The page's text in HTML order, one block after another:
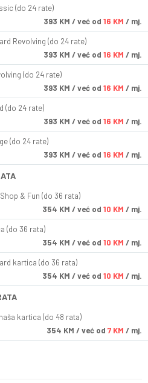
(do 24 rate)
393 KM / već od 16 KM / mj.
Revolving (do 24 rate)
393 KM / već od 16 KM / mj.
(do 24 rate)
393 KM / već od 16 KM / mj.
(do 24 rate)
393 KM / već od 16 KM / mj.
(do 24 rate)
393 KM / već od 16 KM / mj.
& Fun (do 36 rata)
354 KM / već od 10 KM / mj.
(do 36 rata)
354 KM / već od 10 KM / mj.
kartica (do 36 rata)
354 KM / već od 10 KM / mj.
kartica (do 48 rata)
354 KM / već od 7 KM / mj.